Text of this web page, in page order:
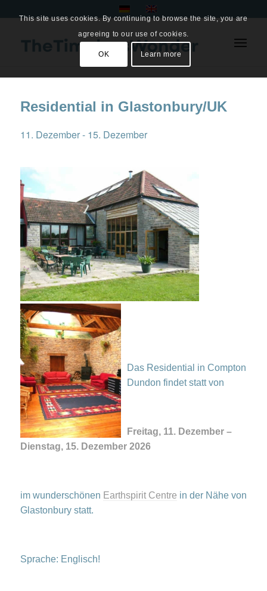
Residential in Glastonbury/UK
11. Dezember- 15. Dezember
Das Residential in Compton
Dundon findet statt von
Freitag, 11. Dezember –
Dienstag, 15. Dezember 2026
im wunderschönen Earthspirit Centre in der Nähe von
Glastonbury statt.
Sprache: Englisch!
This site uses cookies. By continuing to browse the site, you are
agreeing to our use of cookies.
OK Learn more